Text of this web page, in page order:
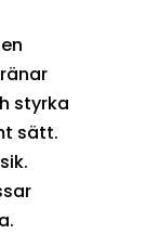
styrka
sätt.